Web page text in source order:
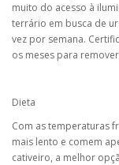
muito do acesso à
terrário em busca de
vez por semana.
os meses para
Dieta
Com as temperaturas
mais lento e comem
cativeiro, a melhor